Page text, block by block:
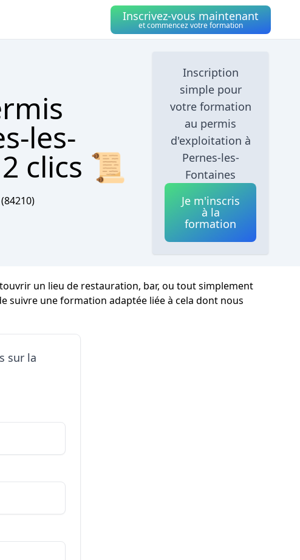
Inscrivez-vous maintenant
et commencez votre formation
les-
clics 📜
(84210)
Inscription
simple pour
votre formation
au permis
d'exploitation à
Pernes-les-
Fontaines
Je m'inscris
à la
formation
un lieu de restauration, bar, ou tout simplement
suivre une formation adaptée liée à cela dont nous
sur la